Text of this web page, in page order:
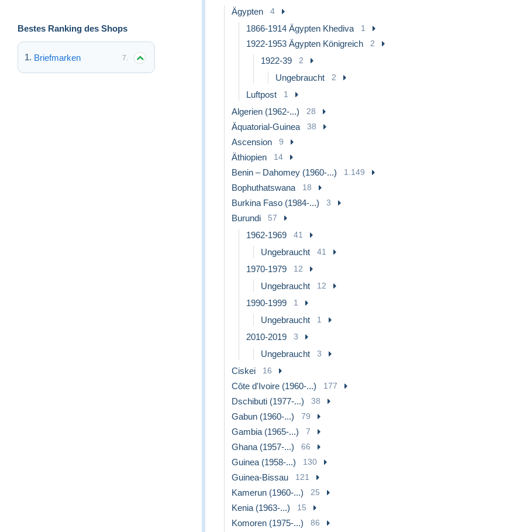
Bestes Ranking des Shops
Briefmarken 7.
Ägypten 4
1866-1914 Ägypten Khediva 1
1922-1953 Ägypten Königreich 2
1922-39 2
Ungebraucht 2
Luftpost 1
Algerien (1962-...) 28
Äquatorial-Guinea 38
Ascension 9
Äthiopien 14
Benin – Dahomey (1960-...) 1.149
Bophuthatswana 18
Burkina Faso (1984-...) 3
Burundi 57
1962-1969 41
Ungebraucht 41
1970-1979 12
Ungebraucht 12
1990-1999 1
Ungebraucht 1
2010-2019 3
Ungebraucht 3
Ciskei 16
Côte d'Ivoire (1960-...) 177
Dschibuti (1977-...) 38
Gabun (1960-...) 79
Gambia (1965-...) 7
Ghana (1957-...) 66
Guinea (1958-...) 130
Guinea-Bissau 121
Kamerun (1960-...) 25
Kenia (1963-...) 15
Komoren (1975-...) 86